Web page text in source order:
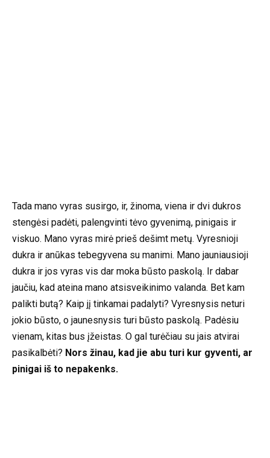
Tada mano vyras susirgo, ir, žinoma, viena ir dvi dukros
stengėsi padėti, palengvinti tėvo gyvenimą, pinigais ir
viskuo. Mano vyras mirė prieš dešimt metų. Vyresnioji
dukra ir anūkas tebegyvena su manimi. Mano jauniausioji
dukra ir jos vyras vis dar moka būsto paskolą. Ir dabar
jaučiu, kad ateina mano atsisveikinimo valanda. Bet kam
palikti butą? Kaip jį tinkamai padalyti? Vyresnysis neturi
jokio būsto, o jaunesnysis turi būsto paskolą. Padėsiu
vienam, kitas bus įžeistas. O gal turėčiau su jais atvirai
pasikalbėti? Nors žinau, kad jie abu turi kur gyventi, ar
pinigai iš to nepakenks.